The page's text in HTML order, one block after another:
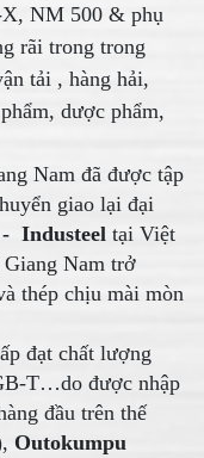
X, NM 500 & phụ
rãi trong trong
tải , hàng hải,
dược phẩm,
Nam đã được tập
giao lại đại
Industeel tại Việt
Nam trở
thép chịu mài mòn
đạt chất lượng
T…do được nhập
đầu trên thế
Outokumpu